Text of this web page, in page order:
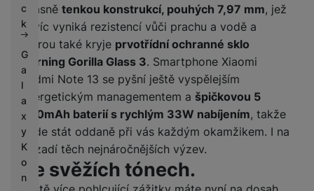
c
k
G
a
l
a
x
y
K
o
n
úžasně tenkou konstrukcí, pouhých 7,97 mm, jež
navíc vyniká rezistencí vůči prachu a vodě a
kterou také kryje prvotřídní ochranné sklo
Corning Gorilla Glass 3. Smartphone Xiaomi
Redmi Note 13 se pyšní ještě vyspělejším
energetickým managementem a špičkovou 5
000mAh baterií s rychlým 33W nabíjením, takže
bude stát oddaně při vás každým okamžikem. I na
pozadí těch nejnáročnějších výzev.
Ve svěžích tónech.